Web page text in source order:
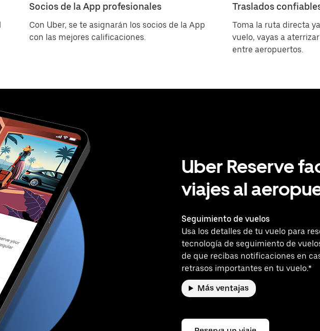
Socios de la App profesionales
Con Uber, se te asignarán los socios de la App
con las mejores calificaciones.
Traslados
Toma la ruta directa
vuelo, vayas a
entre aeropuertos.
Uber Reserve
viajes al
Seguimiento de vuelos
Usa los detalles de tu vuelo para
tecnología de seguimiento de
de que recibas notificaciones en
retrasos importantes en tu vuelo.*
Más ventajas